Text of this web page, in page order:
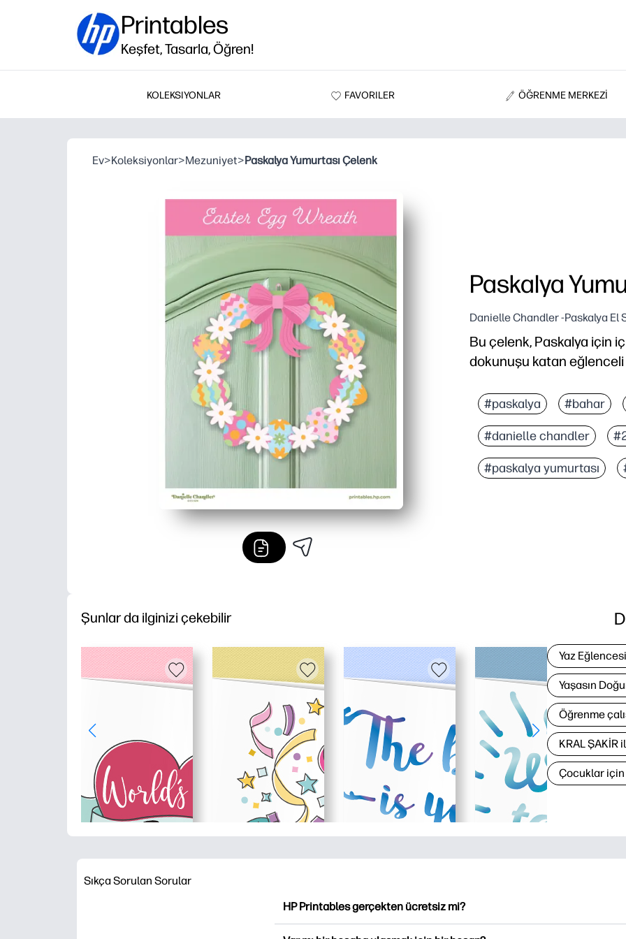
Printables
Keşfet, Tasarla, Öğren!
KOLEKSIYONLAR FAVORILER ÖĞRENME MERKEZİ
Ev>Koleksiyonlar>Mezuniyet>Paskalya Yumurtası Çelenk
Paskalya
Danielle Chandler -Paskalya El
Bu çelenk, Paskalya için
dokunuşu katan eğlenceli
Dakikalar içinde
Çocuk dostu adımlar,
Yumurtaları ve renkleri
Kardeşler veya
#paskalya #bahar
#danielle chandler
#paskalya yumurtası
Şunlar da ilginizi çekebilir
Yaz Eğlencesi
Yaşasın
Öğrenme
KRAL ŞAKİR
Çocuklar
Sıkça Sorulan Sorular
HP Printables gerçekten ücretsiz mi?